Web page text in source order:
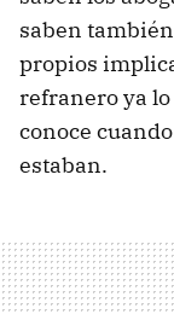
saben
propios
refranero ya
conoce
estaban.